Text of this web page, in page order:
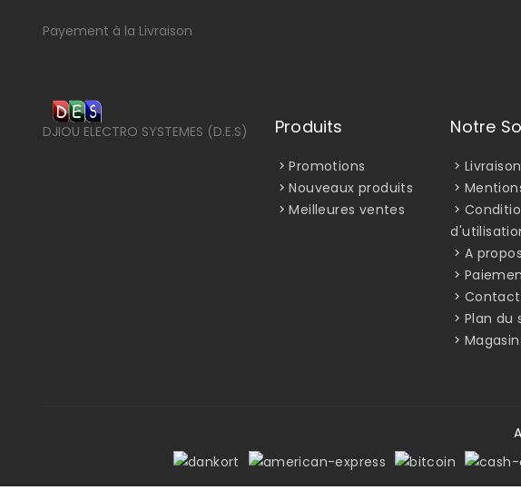
Payement à la Livraison
DJIOU ELECTRO SYSTEMES (D.E.S) Produits
Promotions
Nouveaux produits
Meilleures ventes
Notre
Livraison
A propos
Plan du